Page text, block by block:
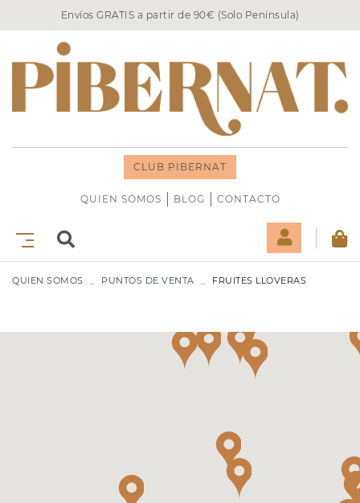
Envíos GRATIS a partir de 90€ (Solo Península)
CLUB PIBERNAT
QUIEN SOMOS BLOG CONTACTO
QUIEN SOMOS PUNTOS DE VENTA FRUITES LLOVERAS